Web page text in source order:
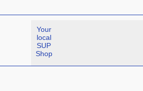
Your
local
SUP
Shop